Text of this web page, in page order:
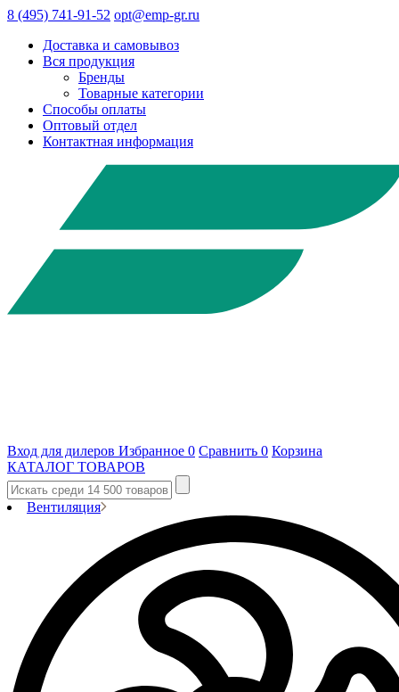
8 (495) 741-91-52 opt@emp-gr.ru
Доставка и самовывоз
Вся продукция
Бренды
Товарные категории
Способы оплаты
Оптовый отдел
Контактная информация
Вход для дилеров Избранное 0 Сравнить 0 Корзина
КАТАЛОГ ТОВАРОВ
Вентиляция